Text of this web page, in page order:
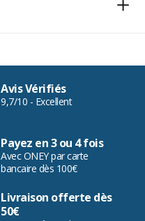
Avis Vérifiés
9,7/10 - Excellent
Payez en 3 ou 4 fois
Avec ONEY par carte
bancaire dès 100€
Livraison offerte dès
50€